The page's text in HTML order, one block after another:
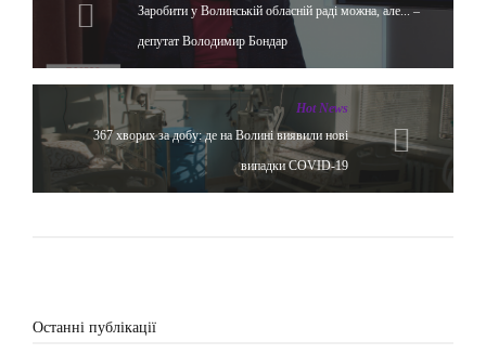
Заробити у Волинській обласній раді можна, але... –
депутат Володимир Бондар
Hot News
367 хворих за добу: де на Волині виявили нові
випадки COVID-19
Останні публікації